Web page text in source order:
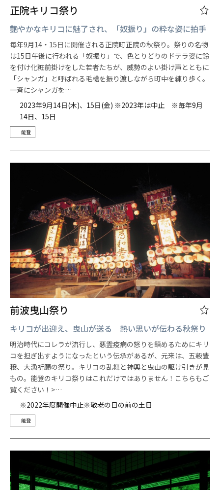
正院キリコ祭り
艶やかなキリコに魅了され、「奴振り」の粋な姿に拍手
毎年9月14・15日に開催される正院町正院の秋祭り。祭りの名物
は15日午後に行われる「奴振り」で、色とりどりのドテラ姿に鈴
を付け化粧前掛けをした若者たちが、威勢のよい掛け声とともに
「シャンガ」と呼ばれる毛槍を振り渡しながら町中を練り歩く。
一斉にシャンガを…
2023年9月14日(木)、15日(金) ※2023年は中止 ※毎年9月
14日、15日
能登
前波曳山祭り
キリコが出迎え、曳山が送る 熱い思いが伝わる秋祭り
明治時代にコレラが流行し、悪霊疫病の怒りを鎮めるためにキリ
コを担ぎ出すようになったという伝承があるが、元来は、五穀豊
穣、大漁祈願の祭り。キリコの乱舞と神輿と曳山の駆け引きが見
もの。能登のキリコ祭りはこれだけではありません！こちらもご
覧ください！>…
※2022年度開催中止※敬老の日の前の土日
能登